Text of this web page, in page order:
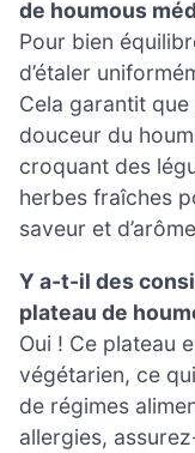
de houmous
Pour bien
d’étaler
Cela garantit
douceur du
croquant des
herbes fraîches
saveur et
Y a-t-il des
plateau de
Oui ! Ce plateau
végétarien, ce
de régimes
allergies,